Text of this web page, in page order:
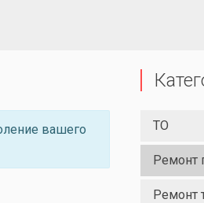
вашего
ТО
Ремонт
Ремонт